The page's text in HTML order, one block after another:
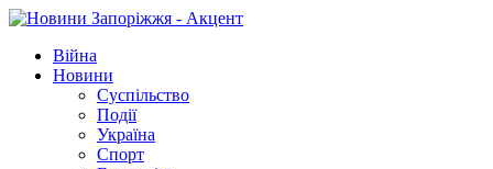
Війна
Новини
Суспільство
Події
Україна
Спорт